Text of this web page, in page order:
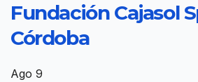
Fundación Cajasol
Córdoba
Ago 9